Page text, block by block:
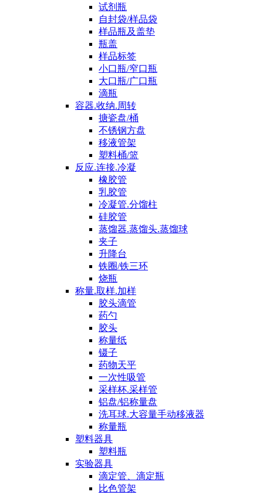
试剂瓶
自封袋/样品袋
样品瓶及盖垫
瓶盖
样品标签
小口瓶/窄口瓶
大口瓶/广口瓶
滴瓶
容器.收纳.周转
搪瓷盘/桶
不锈钢方盘
移液管架
塑料桶/篮
反应.连接.冷凝
橡胶管
乳胶管
冷凝管.分馏柱
硅胶管
蒸馏器.蒸馏头.蒸馏球
夹子
升降台
铁圈/铁三环
烧瓶
称量.取样.加样
胶头滴管
药勺
胶头
称量纸
镊子
药物天平
一次性吸管
采样杯.采样管
铝盘/铝称量盘
洗耳球.大容量手动移液器
称量瓶
塑料器具
塑料瓶
实验器具
滴定管、滴定瓶
比色管架